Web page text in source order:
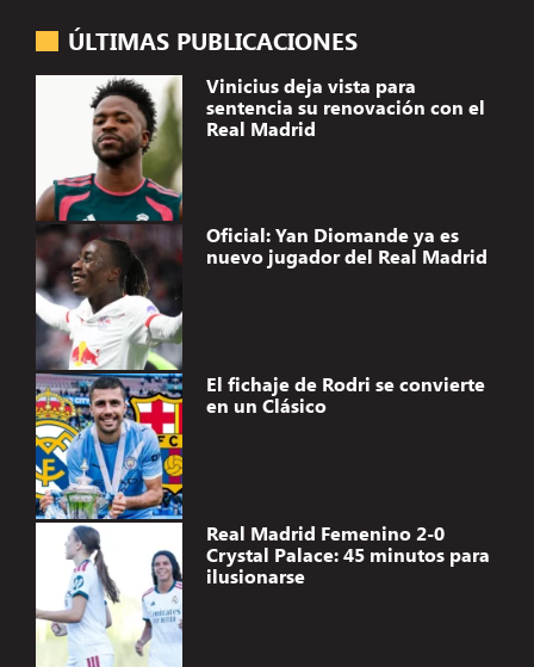
ÚLTIMAS PUBLICACIONES
Vinicius deja vista para
sentencia su renovación con el
Real Madrid
Oficial: Yan Diomande ya es
nuevo jugador del Real Madrid
El fichaje de Rodri se convierte
en un Clásico
Real Madrid Femenino 2-0
Crystal Palace: 45 minutos para
ilusionarse